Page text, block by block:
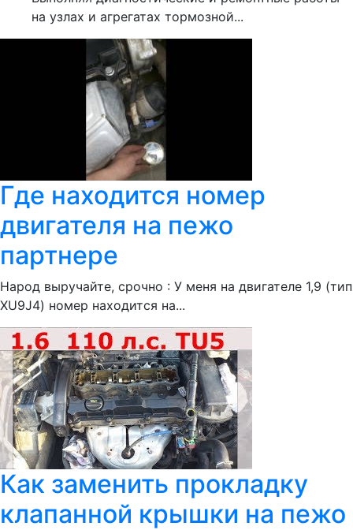
на узлах и агрегатах тормозной...
Где находится номер
двигателя на пежо
партнере
Народ выручайте, срочно : У меня на двигателе 1,9 (тип
XU9J4) номер находится на...
Как заменить прокладку
клапанной крышки на пежо